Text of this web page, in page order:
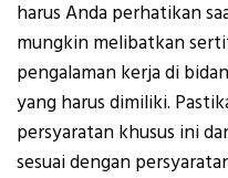
harus Anda perhatikan
mungkin melibatkan
pengalaman kerja di
yang harus dimiliki.
persyaratan khusus ini
sesuai dengan